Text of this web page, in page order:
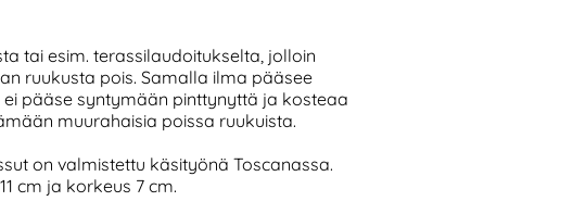
tai esim. terassilaudoitukselta, jolloin
ruukusta pois. Samalla ilma pääsee
pääse syntymään pinttynyttä ja kosteaa
muurahaisia poissa ruukuista.
on valmistettu käsityönä Toscanassa.
cm ja korkeus 7 cm.